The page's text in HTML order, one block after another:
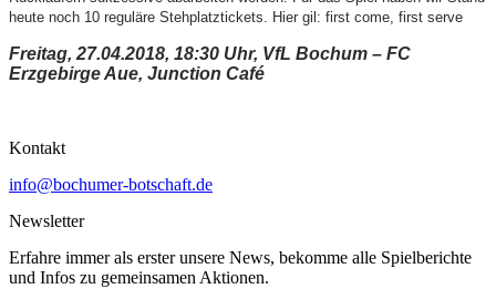
heute noch 10 reguläre Stehplatztickets. Hier gil: first come, first serve
Freitag, 27.04.2018, 18:30 Uhr, VfL Bochum – FC
Erzgebirge Aue, Junction Café
Kontakt
info@bochumer-botschaft.de
Newsletter
Erfahre immer als erster unsere News, bekomme alle Spielberichte
und Infos zu gemeinsamen Aktionen.